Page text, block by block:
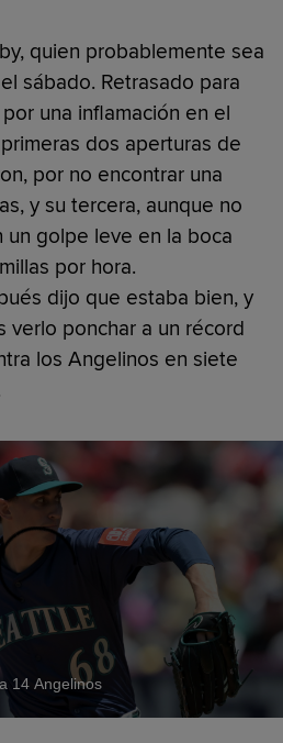
quien probablemente sea
sábado. Retrasado para
una inflamación en el
dos aperturas de
por no encontrar una
y su tercera, aunque no
un golpe leve en la boca
por hora.
dijo que estaba bien, y
verlo ponchar a un récord
los Angelinos en siete
14 Angelinos